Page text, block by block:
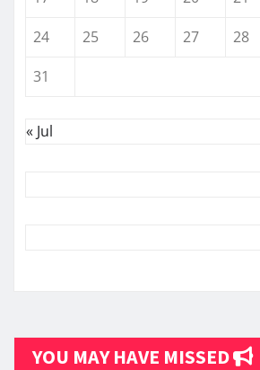
24
25 26 27 28
31
« Jul
YOU MAY HAVE MISSED